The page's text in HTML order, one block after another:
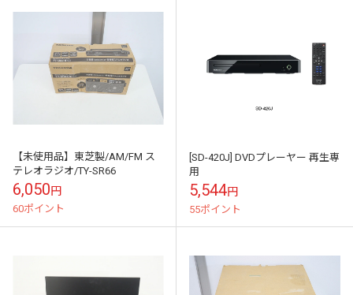
【未使用品】東芝製/AM/FM ス
テレオラジオ/TY-SR66
6,050円
60ポイント
[SD-420J] DVDプレーヤー 再生専
用
5,544円
55ポイント